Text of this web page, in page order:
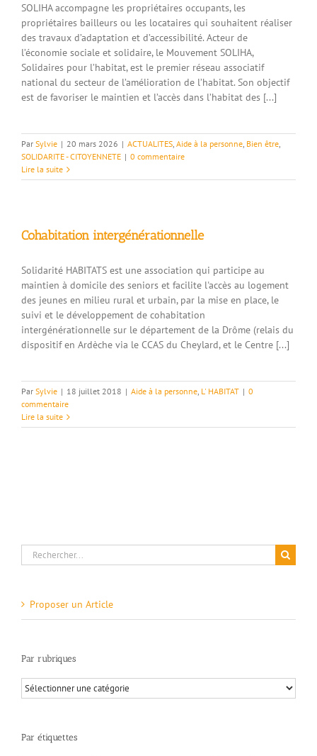
SOLIHA accompagne les propriétaires occupants, les
propriétaires bailleurs ou les locataires qui souhaitent réaliser
des travaux d’adaptation et d’accessibilité. Acteur de
l’économie sociale et solidaire, le Mouvement SOLIHA,
Solidaires pour l’habitat, est le premier réseau associatif
national du secteur de l’amélioration de l’habitat. Son objectif
est de favoriser le maintien et l’accès dans l’habitat des [...]
Par Sylvie | 20 mars 2026 | ACTUALITES, Aide à la personne, Bien être,
SOLIDARITE - CITOYENNETE | 0 commentaire
Lire la suite
Cohabitation intergénérationnelle
Solidarité HABITATS est une association qui participe au
maintien à domicile des seniors et facilite l'accès au logement
des jeunes en milieu rural et urbain, par la mise en place, le
suivi et le développement de cohabitation
intergénérationnelle sur le département de la Drôme (relais du
dispositif en Ardèche via le CCAS du Cheylard, et le Centre [...]
Par Sylvie | 18 juillet 2018 | Aide à la personne, L' HABITAT | 0
commentaire
Lire la suite
Rechercher:
Proposer un Article
Par rubriques
Par
rubriques
Par étiquettes